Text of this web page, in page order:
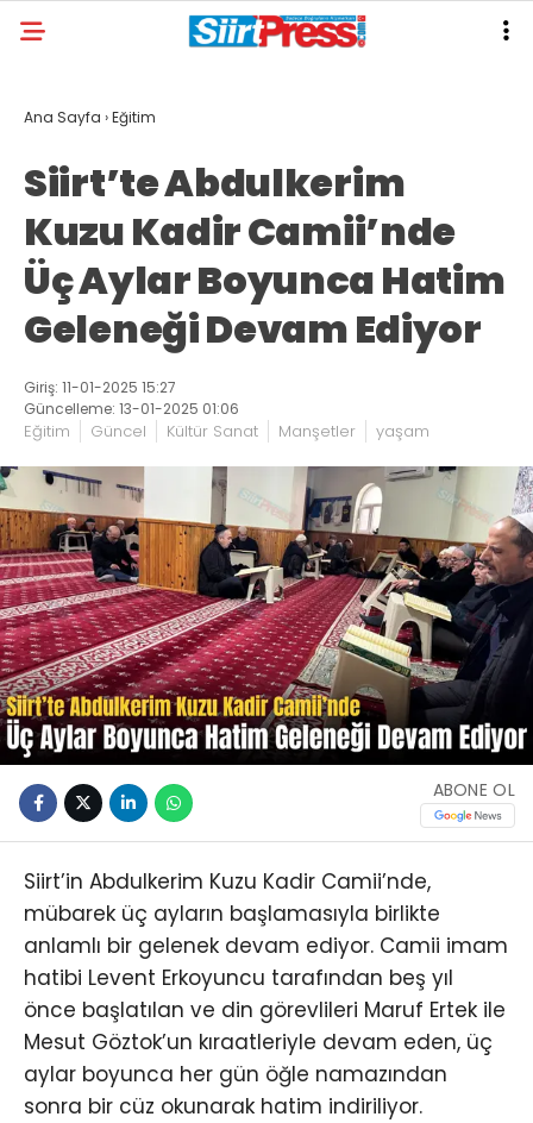
Ana Sayfa ›Eğitim
Siirt’te Abdulkerim
Kuzu Kadir Camii’nde
Üç Aylar Boyunca Hatim
Geleneği Devam Ediyor
Giriş: 11-01-2025 15:27
Güncelleme: 13-01-2025 01:06
Eğitim Güncel Kültür Sanat Manşetler yaşam
ABONE OL
Siirt’in Abdulkerim Kuzu Kadir Camii’nde,
mübarek üç ayların başlamasıyla birlikte
anlamlı bir gelenek devam ediyor. Camii imam
hatibi Levent Erkoyuncu tarafından beş yıl
önce başlatılan ve din görevlileri Maruf Ertek ile
Mesut Göztok’un kıraatleriyle devam eden, üç
aylar boyunca her gün öğle namazından
sonra bir cüz okunarak hatim indiriliyor.